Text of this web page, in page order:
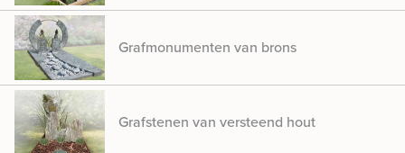
Grafmonumenten van brons
Grafstenen van versteend hout